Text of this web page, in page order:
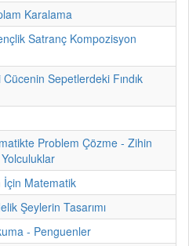
Karalama
Satranç Kompozisyon
Sepetlerdeki Fındık
Problem Çözme - Zihin
Yolculuklar
İçin Matematik
Şeylerin Tasarımı
- Penguenler